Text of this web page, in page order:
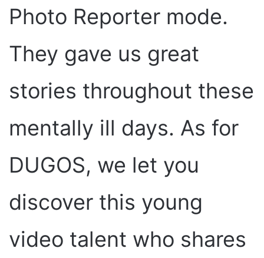
Photo Reporter mode.
They gave us great
stories throughout these
mentally ill days. As for
DUGOS, we let you
discover this young
video talent who shares